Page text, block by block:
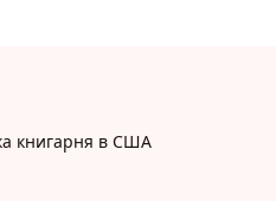
книгарня в США